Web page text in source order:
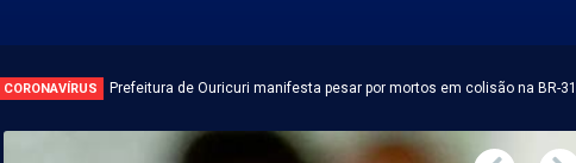
CORONAVÍRUS Prefeitura de Ouricuri manifesta pesar por mortos em colisão na BR-